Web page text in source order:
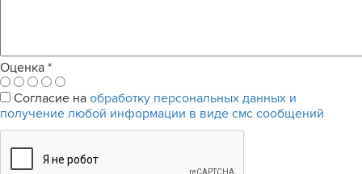
Оценка *
Согласие на обработку персональных данных и
получение любой информации в виде смс сообщений